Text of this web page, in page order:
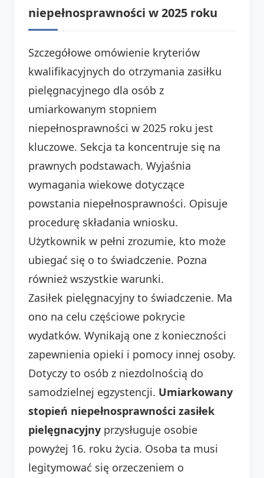
niepełnosprawności w 2025 roku
Szczegółowe omówienie kryteriów
kwalifikacyjnych do otrzymania zasiłku
pielęgnacyjnego dla osób z
umiarkowanym stopniem
niepełnosprawności w 2025 roku jest
kluczowe. Sekcja ta koncentruje się na
prawnych podstawach. Wyjaśnia
wymagania wiekowe dotyczące
powstania niepełnosprawności. Opisuje
procedurę składania wniosku.
Użytkownik w pełni zrozumie, kto może
ubiegać się o to świadczenie. Pozna
również wszystkie warunki.
Zasiłek pielęgnacyjny to świadczenie. Ma
ono na celu częściowe pokrycie
wydatków. Wynikają one z konieczności
zapewnienia opieki i pomocy innej osoby.
Dotyczy to osób z niezdolnością do
samodzielnej egzystencji. Umiarkowany
stopień niepełnosprawności zasiłek
pielęgnacyjny przysługuje osobie
powyżej 16. roku życia. Osoba ta musi
legitymować się orzeczeniem o